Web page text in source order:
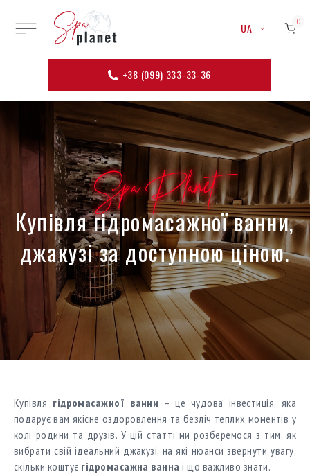
+38 (099) 333-33-36
UA 0
Spa Planet
Купівля гідромасажної ванни,
джакузі за доступною ціною.
Купівля гідромасажної ванни – це чудова інвестиція, яка
подарує вам якісне оздоровлення та безліч теплих моментів у
колі родини та друзів. У цій статті ми розберемося з тим, як
вибрати свій ідеальний джакузі, на які нюанси звернути увагу,
скільки коштує гідромасажна ванна і що важливо знати.